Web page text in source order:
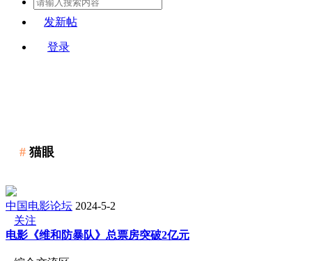
发新帖
登录
# 猫眼
中国电影论坛 2024-5-2
关注
电影《维和防暴队》总票房突破2亿元